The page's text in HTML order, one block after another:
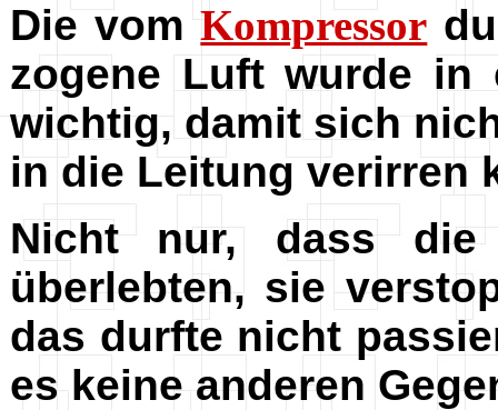
Die vomKompressor
zogene Luft wurde
wichtig, damit sich
in die Leitung verirren
Nicht nur, dass die
überlebten, sie
das durfte nicht
es keine anderen